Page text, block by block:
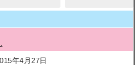
年4月27日